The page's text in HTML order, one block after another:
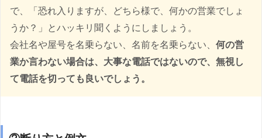
で、「恐れ入りますが、どちら様で、何かの営業でしょ
うか？」とハッキリ聞くようにしましょう。
会社名や屋号を名乗らない、名前を名乗らない、 何の営
業か言わない場合は、大事な電話ではないので、無視し
て電話を切っても良いでしょう。